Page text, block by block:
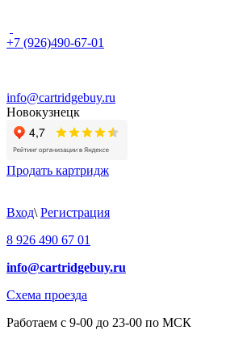
+7 (926)490-67-01
info@cartridgebuy.ru
Новокузнецк
Продать картридж
Вход\ Регистрация
8 926 490 67 01
info@cartridgebuy.ru
Схема проезда
Работаем с 9-00 до 23-00 по МСК